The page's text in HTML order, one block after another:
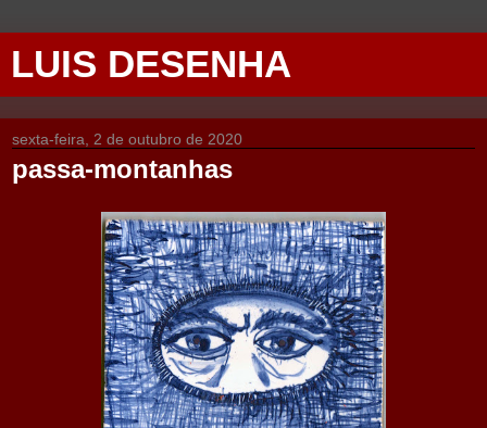
LUIS DESENHA
sexta-feira, 2 de outubro de 2020
passa-montanhas